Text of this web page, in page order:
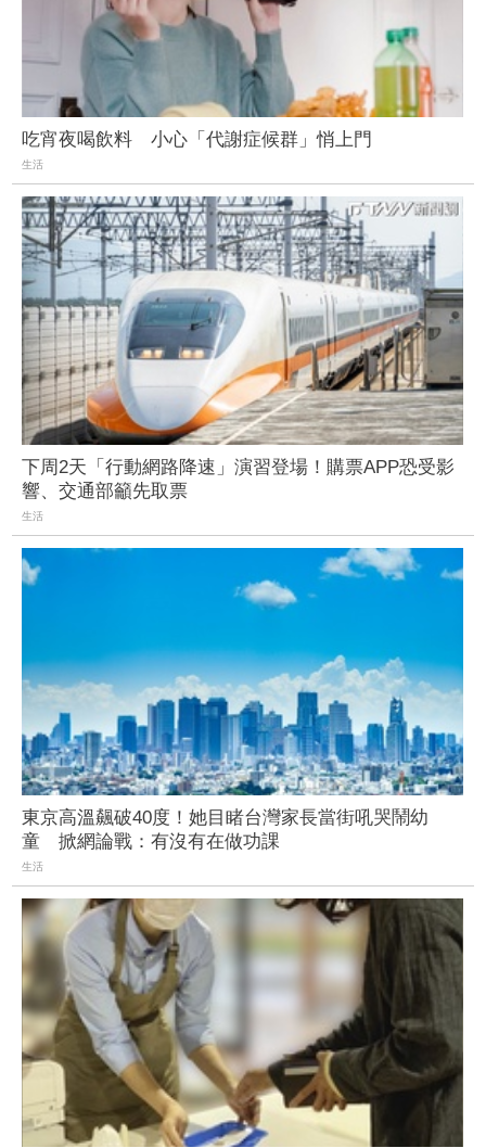
吃宵夜喝飲料 小心「代謝症候群」悄上門
生活
下周2天「行動網路降速」演習登場！購票APP恐受影
響、交通部籲先取票
生活
東京高溫飆破40度！她目睹台灣家長當街吼哭鬧幼
童 掀網論戰：有沒有在做功課
生活